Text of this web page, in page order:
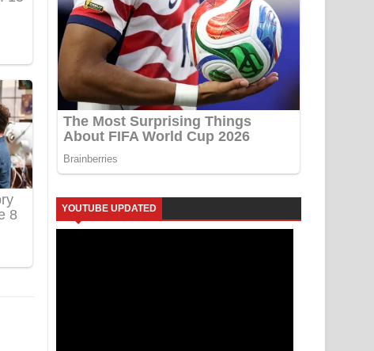
YOUTUBE UPDATED